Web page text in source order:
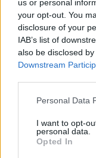
us or personal
your opt-out. You
disclosure of your
IAB’s list of
also be disclosed
Downstream
Personal Data
I want to opt-
personal data.
Opted In